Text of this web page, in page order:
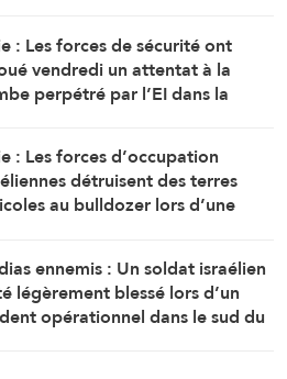
ouest du pays.
: Les forces de sécurité ont
vendredi un attentat à la
perpétré par l’EI dans la
de Damas.
: Les forces d’occupation
détruisent des terres
au bulldozer lors d’une
ennemis : Un soldat israélien
légèrement blessé lors d’un
opérationnel dans le sud du